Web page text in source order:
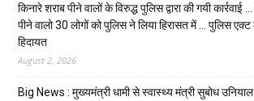
किनारे शराब पीने वालों के विरुद्ध पुलिस द्वारा की गयी
पीने वालो 30 लोगों को पुलिस ने लिया हिरासत में … पुलिस एक्ट
हिदायत
August 2, 2026
Big News : मुख्यमंत्री धामी से स्वास्थ्य मंत्री सुबोध